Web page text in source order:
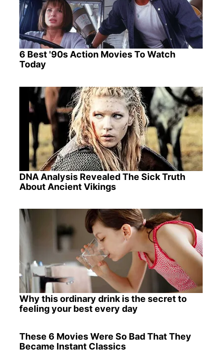
6 Best '90s Action Movies To Watch
Today
DNA Analysis Revealed The Sick Truth
About Ancient Vikings
Why this ordinary drink is the secret to
feeling your best every day
These 6 Movies Were So Bad That They
Became Instant Classics